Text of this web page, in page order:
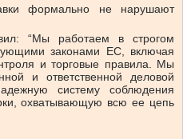
формально не нарушают
“Мы работаем в строгом
законами ЕС, включая
и торговые правила. Мы
и ответственной деловой
систему соблюдения
охватывающую всю ее цепь